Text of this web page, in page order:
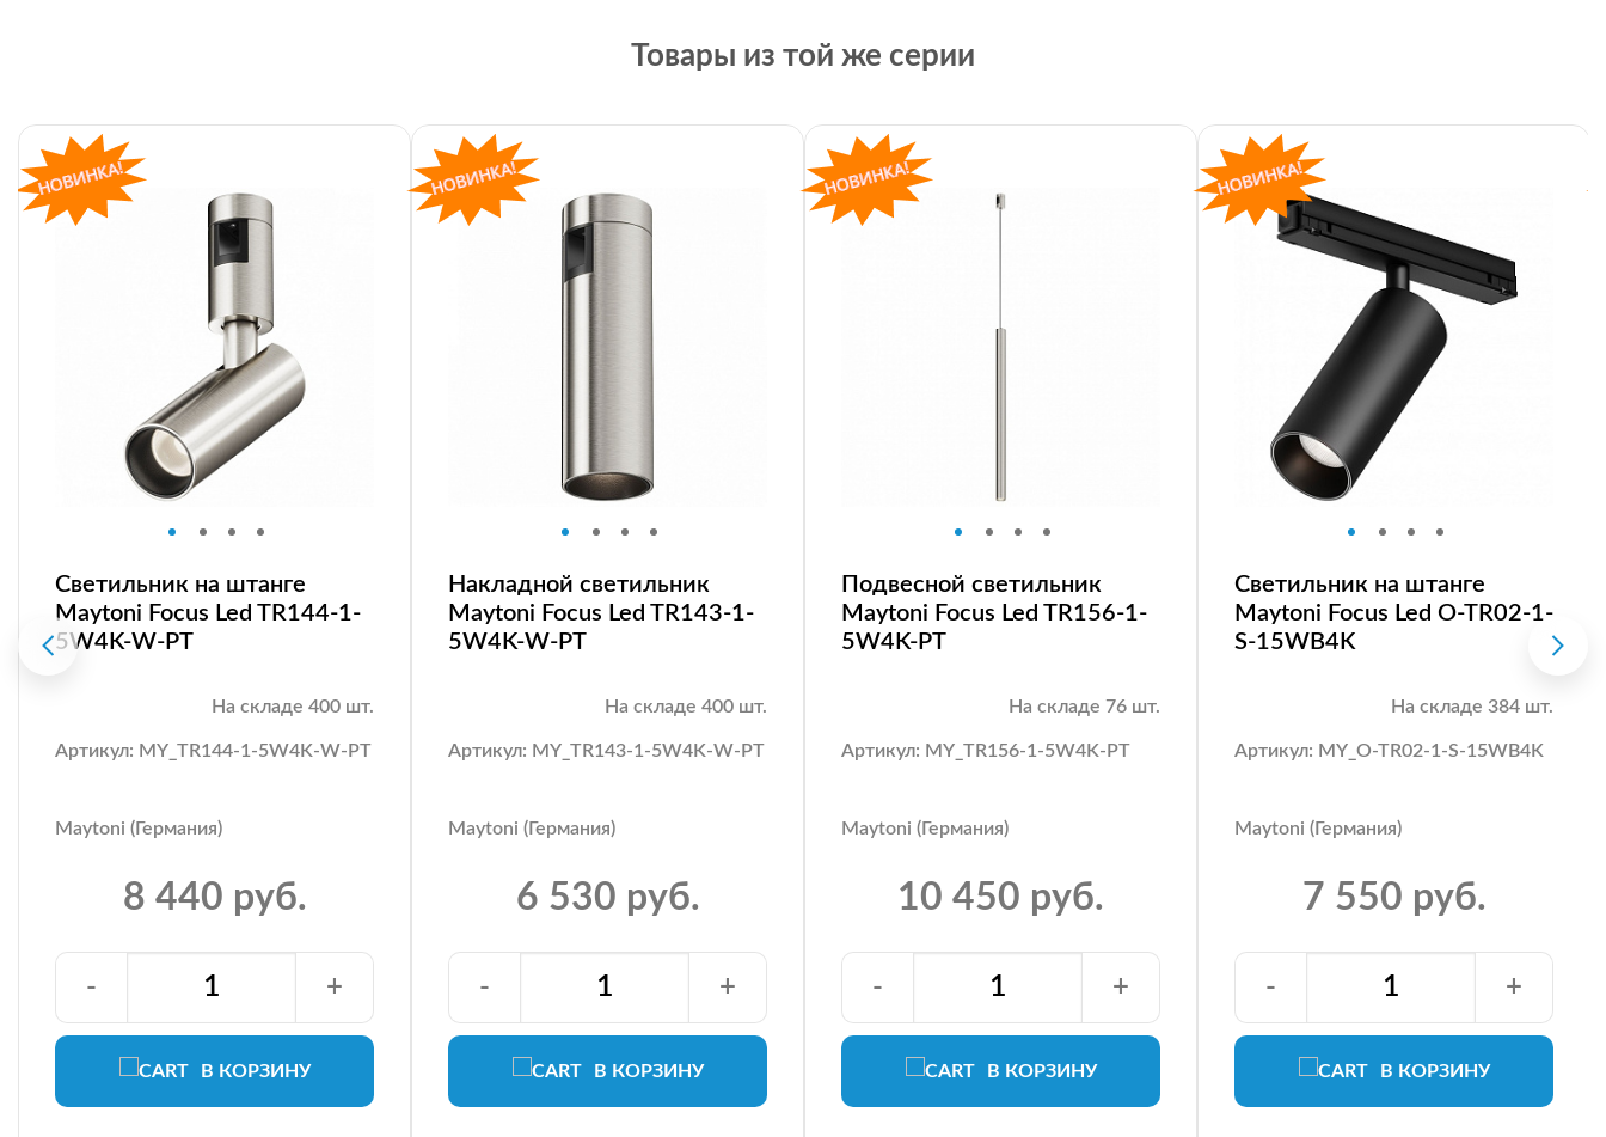
Товары из той же серии
Светильник на штанге
Maytoni Focus Led TR144-1-
5W4K-W-PT
На складе 400 шт.
Артикул: MY_TR144-1-5W4K-W-PT
Maytoni (Германия)
8 440 руб.
В КОРЗИНУ
- +
Накладной светильник
Maytoni Focus Led TR143-1-
5W4K-W-PT
На складе 400 шт.
Артикул: MY_TR143-1-5W4K-W-PT
Maytoni (Германия)
6 530 руб.
В КОРЗИНУ
- +
Подвесной светильник
Maytoni Focus Led TR156-1-
5W4K-PT
На складе 76 шт.
Артикул: MY_TR156-1-5W4K-PT
Maytoni (Германия)
10 450 руб.
В КОРЗИНУ
- +
Светильник на штанге
Maytoni Focus Led O-TR02-1-
S-15WB4K
На складе 384 шт.
Артикул: MY_O-TR02-1-S-15WB4K
Maytoni (Германия)
7 550 руб.
В КОРЗИНУ
- +